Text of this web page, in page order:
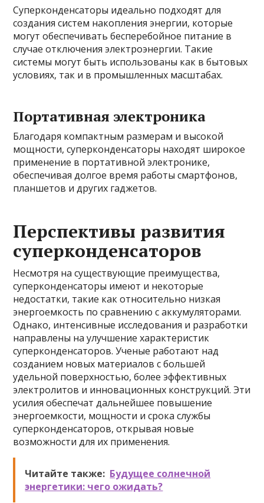
Суперконденсаторы идеально подходят для
создания систем накопления энергии, которые
могут обеспечивать бесперебойное питание в
случае отключения электроэнергии. Такие
системы могут быть использованы как в бытовых
условиях, так и в промышленных масштабах.
Портативная электроника
Благодаря компактным размерам и высокой
мощности, суперконденсаторы находят широкое
применение в портативной электронике,
обеспечивая долгое время работы смартфонов,
планшетов и других гаджетов.
Перспективы развития
суперконденсаторов
Несмотря на существующие преимущества,
суперконденсаторы имеют и некоторые
недостатки, такие как относительно низкая
энергоемкость по сравнению с аккумуляторами.
Однако, интенсивные исследования и разработки
направлены на улучшение характеристик
суперконденсаторов. Ученые работают над
созданием новых материалов с большей
удельной поверхностью, более эффективных
электролитов и инновационных конструкций. Эти
усилия обеспечат дальнейшее повышение
энергоемкости, мощности и срока службы
суперконденсаторов, открывая новые
возможности для их применения.
Читайте также: Будущее солнечной
энергетики: чего ожидать?